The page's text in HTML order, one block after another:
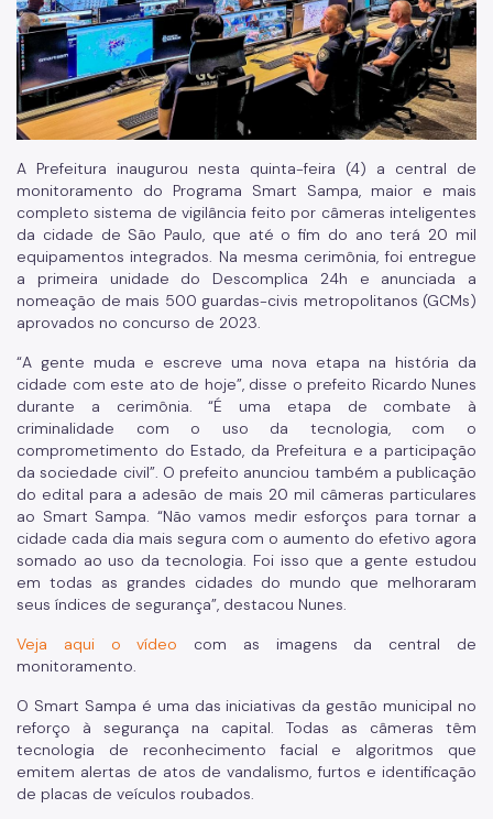
A Prefeitura inaugurou nesta quinta-feira (4) a central de
monitoramento do Programa Smart Sampa, maior e mais
completo sistema de vigilância feito por câmeras inteligentes
da cidade de São Paulo, que até o fim do ano terá 20 mil
equipamentos integrados. Na mesma cerimônia, foi entregue
a primeira unidade do Descomplica 24h e anunciada a
nomeação de mais 500 guardas-civis metropolitanos (GCMs)
aprovados no concurso de 2023.
“A gente muda e escreve uma nova etapa na história da
cidade com este ato de hoje”, disse o prefeito Ricardo Nunes
durante a cerimônia. “É uma etapa de combate à
criminalidade com o uso da tecnologia, com o
comprometimento do Estado, da Prefeitura e a participação
da sociedade civil”. O prefeito anunciou também a publicação
do edital para a adesão de mais 20 mil câmeras particulares
ao Smart Sampa. “Não vamos medir esforços para tornar a
cidade cada dia mais segura com o aumento do efetivo agora
somado ao uso da tecnologia. Foi isso que a gente estudou
em todas as grandes cidades do mundo que melhoraram
seus índices de segurança”, destacou Nunes.
Veja aqui o vídeo com as imagens da central de
monitoramento.
O Smart Sampa é uma das iniciativas da gestão municipal no
reforço à segurança na capital. Todas as câmeras têm
tecnologia de reconhecimento facial e algoritmos que
emitem alertas de atos de vandalismo, furtos e identificação
de placas de veículos roubados.